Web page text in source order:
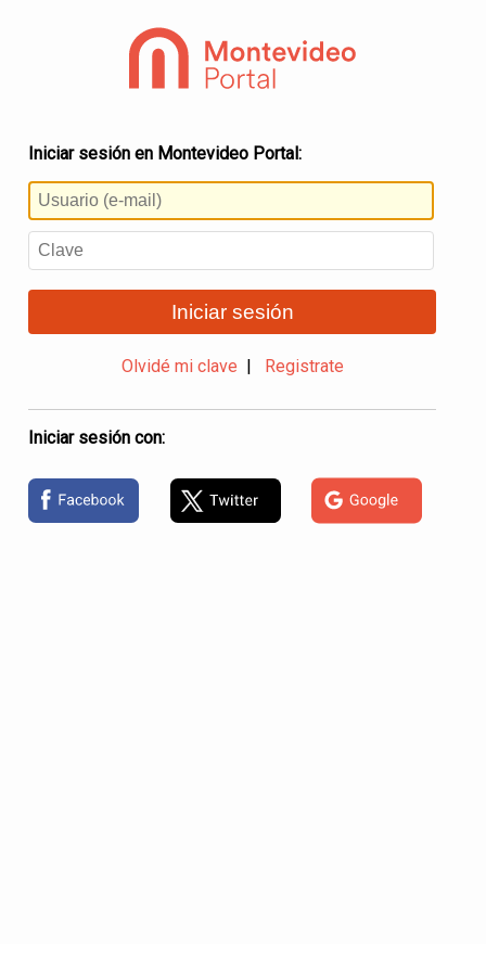
Iniciar sesión en Montevideo Portal:
Iniciar sesión
Olvidé mi clave Registrate
Iniciar sesión con: